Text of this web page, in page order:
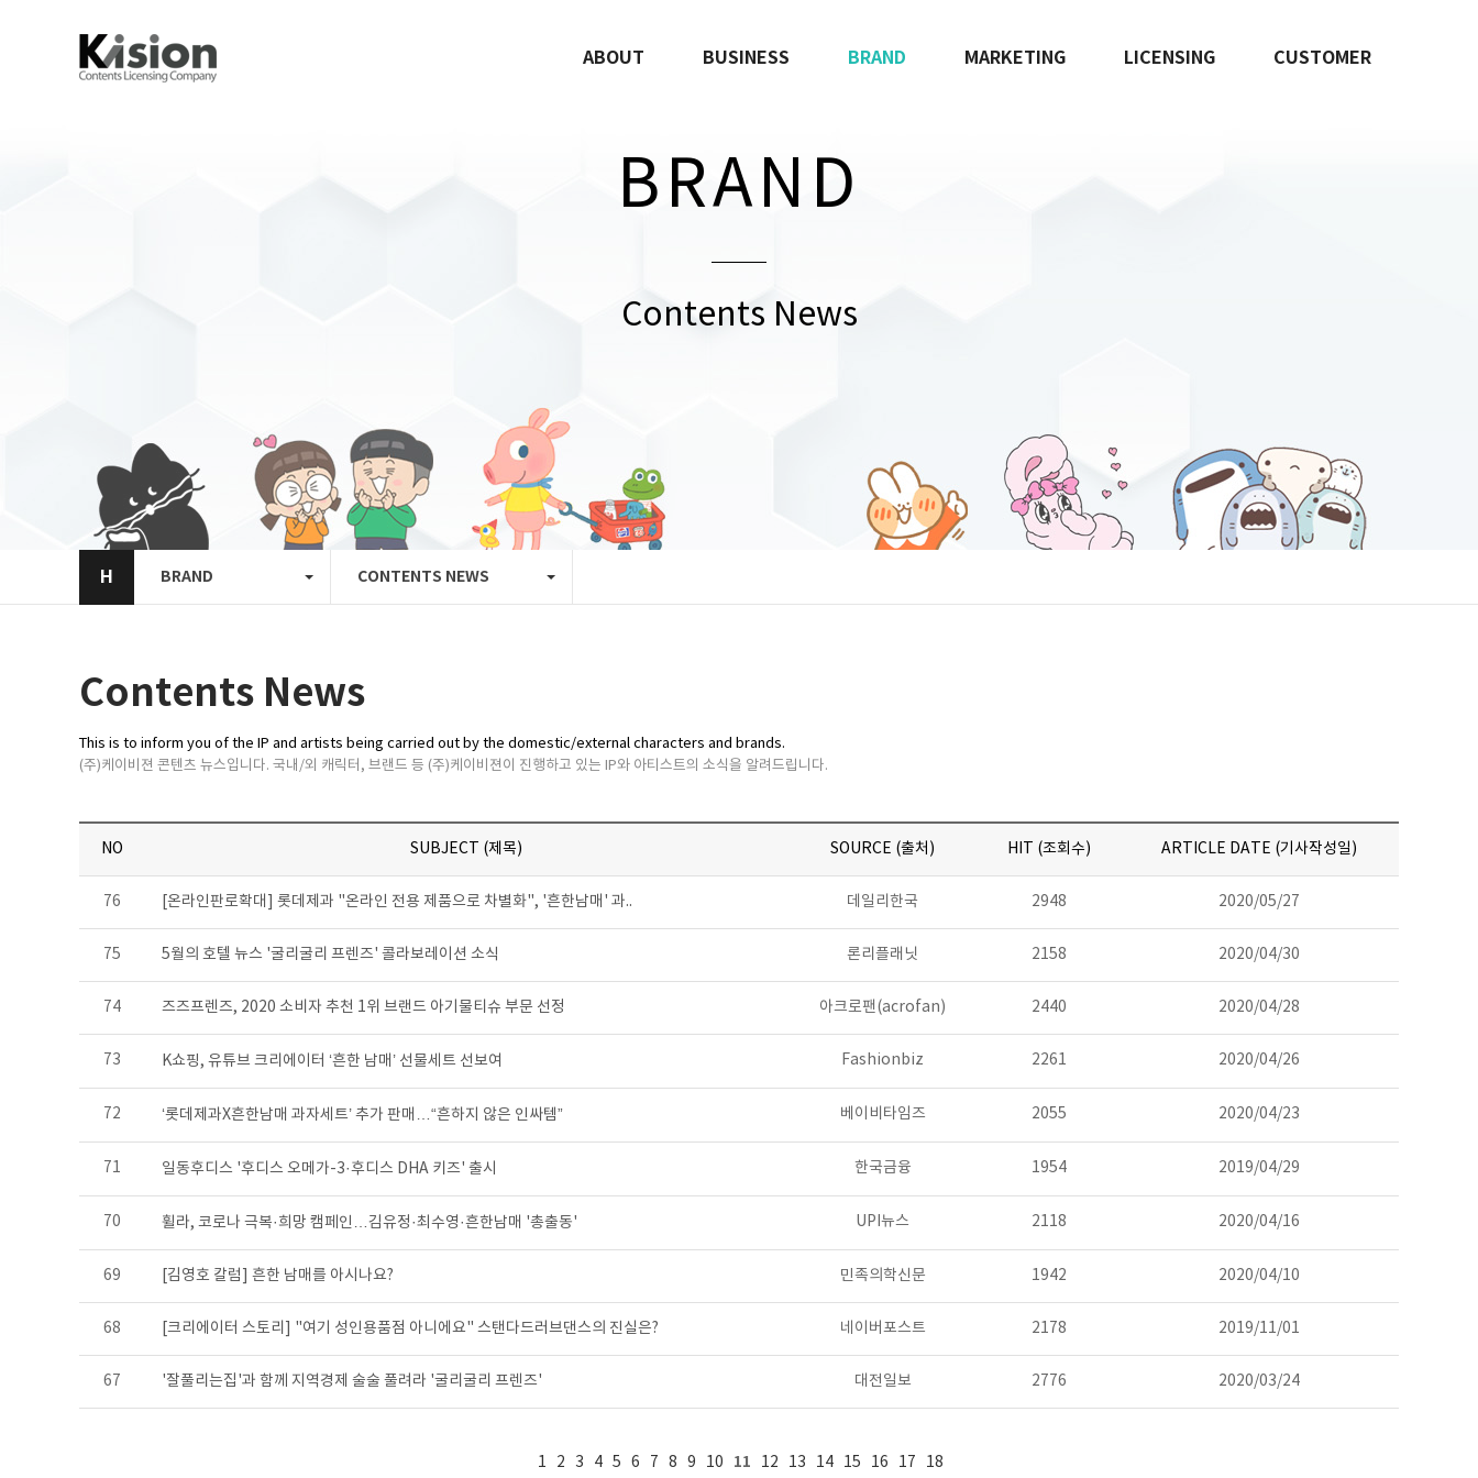
ABOUT BUSINESS BRAND MARKETING LICENSING CUSTOMER
BRAND
Contents News
H BRAND CONTENTS NEWS
Contents News
This is to inform you of the IP and artists being carried out by the domestic/external characters and brands.
(주)케이비젼 콘텐츠 뉴스입니다. 국내/외 캐릭터, 브랜드 등 (주)케이비젼이 진행하고 있는 IP와 아티스트의 소식을 알려드립니다.
NO SUBJECT (제목) SOURCE (출처) HIT (조회수) ARTICLE DATE (기사작성일)
76 [온라인판로확대] 롯데제과 "온라인 전용 제품으로 차별화", '흔한남매' 과.. 데일리한국 2948 2020/05/27
75 5월의 호텔 뉴스 '굴리굴리 프렌즈' 콜라보레이션 소식 론리플래닛 2158 2020/04/30
74 즈즈프렌즈, 2020 소비자 추천 1위 브랜드 아기물티슈 부문 선정 아크로팬(acrofan) 2440 2020/04/28
73 K쇼핑, 유튜브 크리에이터 ‘흔한 남매’ 선물세트 선보여 Fashionbiz 2261 2020/04/26
72 ‘롯데제과X흔한남매 과자세트’ 추가 판매…“흔하지 않은 인싸템” 베이비타임즈 2055 2020/04/23
71 일동후디스 '후디스 오메가-3·후디스 DHA 키즈' 출시 한국금융 1954 2019/04/29
70 휠라, 코로나 극복·희망 캠페인…김유정·최수영·흔한남매 '총출동' UPI뉴스 2118 2020/04/16
69 [김영호 칼럼] 흔한 남매를 아시나요? 민족의학신문 1942 2020/04/10
68 [크리에이터 스토리] "여기 성인용품점 아니에요" 스탠다드러브댄스의 진실은? 네이버포스트 2178 2019/11/01
67 '잘풀리는집'과 함께 지역경제 술술 풀려라 '굴리굴리 프렌즈' 대전일보 2776 2020/03/24
1 2 3 4 5 6 7 8 9 10 11 12 13 14 15 16 17 18